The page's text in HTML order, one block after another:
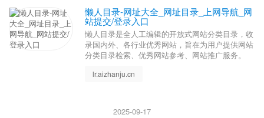
懒人目录-网址大全_网址目录_上网导航_网
站提交/登录入口
懒人目录是全人工编辑的开放式网站分类目录，收
录国内外、各行业优秀网站，旨在为用户提供网站
分类目录检索、优秀网站参考、网站推广服务。
lr.aizhanju.cn
2025-09-17